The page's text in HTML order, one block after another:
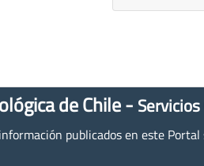
de Chile -
publicados en este